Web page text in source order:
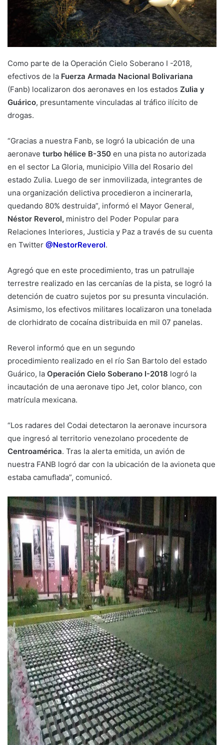
Como parte de la Operación Cielo Soberano I -2018,
efectivos de la Fuerza Armada Nacional Bolivariana
(Fanb) localizaron dos aeronaves en los estados Zulia y
Guárico, presuntamente vinculadas al tráfico ilícito de
drogas.
“Gracias a nuestra Fanb, se logró la ubicación de una
aeronave turbo hélice B-350 en una pista no autorizada
en el sector La Gloria, municipio Villa del Rosario del
estado Zulia. Luego de ser inmovilizada, integrantes de
una organización delictiva procedieron a incinerarla,
quedando 80% destruida”, informó el Mayor General,
Néstor Reverol, ministro del Poder Popular para
Relaciones Interiores, Justicia y Paz a través de su cuenta
en Twitter @NestorReverol.
Agregó que en este procedimiento, tras un patrullaje
terrestre realizado en las cercanías de la pista, se logró la
detención de cuatro sujetos por su presunta vinculación.
Asimismo, los efectivos militares localizaron una tonelada
de clorhidrato de cocaína distribuida en mil 07 panelas.
Reverol informó que en un segundo
procedimiento realizado en el río San Bartolo del estado
Guárico, la Operación Cielo Soberano I-2018 logró la
incautación de una aeronave tipo Jet, color blanco, con
matrícula mexicana.
“Los radares del Codai detectaron la aeronave incursora
que ingresó al territorio venezolano procedente de
Centroamérica. Tras la alerta emitida, un avión de
nuestra FANB logró dar con la ubicación de la avioneta que
estaba camuflada”, comunicó.